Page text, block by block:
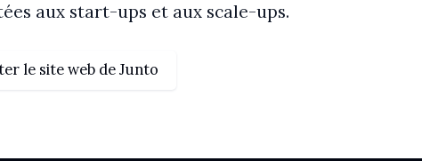
aux start-ups et aux scale-ups.
le site web de Junto